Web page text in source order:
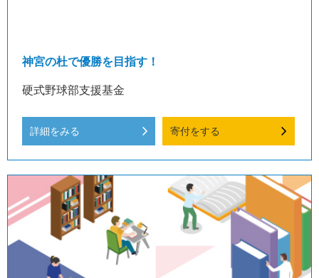
神宮の杜で優勝を目指す！
硬式野球部支援基金
詳細をみる 寄付をする